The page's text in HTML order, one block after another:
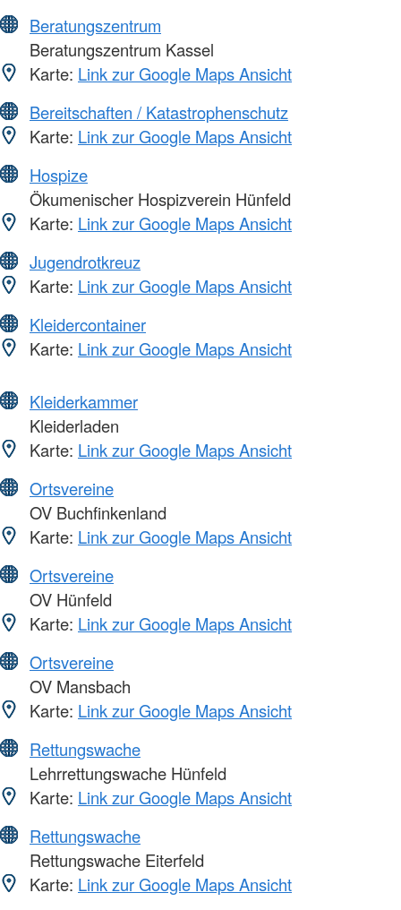
Beratungszentrum
Beratungszentrum Kassel
Karte: Link zur Google Maps Ansicht
Bereitschaften / Katastrophenschutz
Karte: Link zur Google Maps Ansicht
Hospize
Ökumenischer Hospizverein Hünfeld
Karte: Link zur Google Maps Ansicht
Jugendrotkreuz
Karte: Link zur Google Maps Ansicht
Kleidercontainer
Karte: Link zur Google Maps Ansicht
Kleiderkammer
Kleiderladen
Karte: Link zur Google Maps Ansicht
Ortsvereine
OV Buchfinkenland
Karte: Link zur Google Maps Ansicht
Ortsvereine
OV Hünfeld
Karte: Link zur Google Maps Ansicht
Ortsvereine
OV Mansbach
Karte: Link zur Google Maps Ansicht
Rettungswache
Lehrrettungswache Hünfeld
Karte: Link zur Google Maps Ansicht
Rettungswache
Rettungswache Eiterfeld
Karte: Link zur Google Maps Ansicht